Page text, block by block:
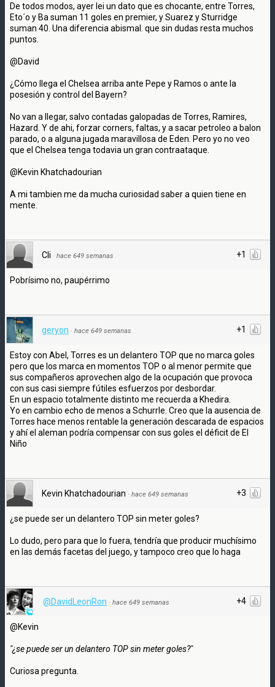
De todos modos, ayer lei un dato que es chocante, entre Torres,
Eto´o y Ba suman 11 goles en premier, y Suarez y Sturridge
suman 40. Una diferencia abismal. que sin dudas resta muchos
puntos.
@David
¿Cómo llega el Chelsea arriba ante Pepe y Ramos o ante la
posesión y control del Bayern?
No van a llegar, salvo contadas galopadas de Torres, Ramires,
Hazard. Y de ahi, forzar corners, faltas, y a sacar petroleo a balon
parado, o a alguna jugada maravillosa de Eden. Pero yo no veo
que el Chelsea tenga todavia un gran contraataque.
@Kevin Khatchadourian
A mi tambien me da mucha curiosidad saber a quien tiene en
mente.
+1
Cli · hace 649 semanas
Pobrísimo no, paupérrimo
+1
geryon · hace 649 semanas
Estoy con Abel, Torres es un delantero TOP que no marca goles
pero que los marca en momentos TOP o al menor permite que
sus compañeros aprovechen algo de la ocupación que provoca
con sus casi siempre fútiles esfuerzos por desbordar.
En un espacio totalmente distinto me recuerda a Khedira.
Yo en cambio echo de menos a Schurrle. Creo que la ausencia de
Torres hace menos rentable la generación descarada de espacios
y ahí el aleman podría compensar con sus goles el déficit de El
Niño
+3
Kevin Khatchadourian · hace 649 semanas
¿se puede ser un delantero TOP sin meter goles?
Lo dudo, pero para que lo fuera, tendría que producir muchísimo
en las demás facetas del juego, y tampoco creo que lo haga
+4
@DavidLeonRon · hace 649 semanas
@Kevin
"¿se puede ser un delantero TOP sin meter goles?"
Curiosa pregunta.